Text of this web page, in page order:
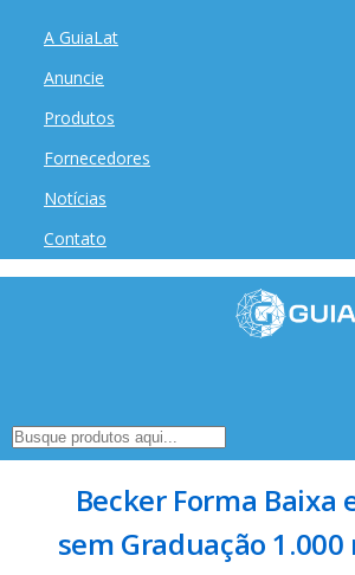
A GuiaLat
Anuncie
Produtos
Fornecedores
Notícias
Contato
Becker Forma Baixa
sem Graduação